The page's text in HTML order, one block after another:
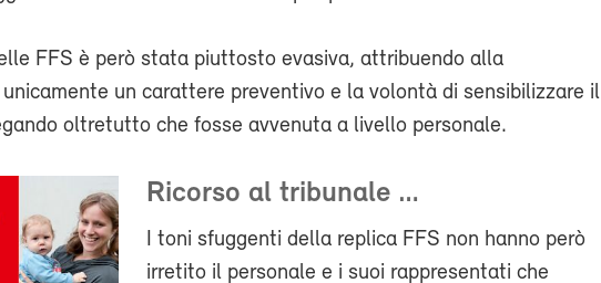
FFS è però stata piuttosto evasiva, attribuendo alla
unicamente un carattere preventivo e la volontà di sensibilizzare il
oltretutto che fosse avvenuta a livello personale.
Ricorso al tribunale …
I toni sfuggenti della replica FFS non hanno però
irretito il personale e i suoi rappresentati che